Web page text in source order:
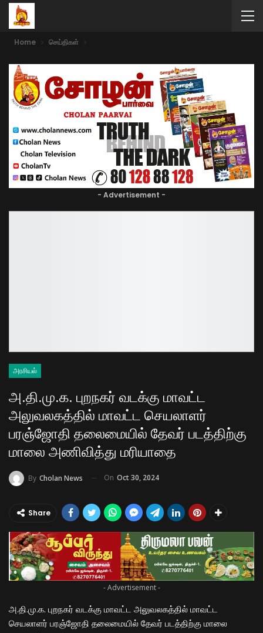
Home செய்திகள்
- Advertisement -
அரசியல்
அ.தி.மு.க. புறநகர் வடக்கு மாவட்ட
அலுவலகத்தில் மாவட்ட செயலாளர்
பரஞ்ஜோதி தலைமையில் தேவர் படத்திற்கு
மாலை அணிவித்து மரியாதை
By Cholan News On Oct 30, 2024
Share
- Advertisement -
அ.தி.மு.க. புறநகர் வடக்கு மாவட்ட அலுவலகத்தில் மாவட்ட
செயலாளர் பரஞ்ஜோதி தலைமையில் தேவர் படத்திற்கு மாலை